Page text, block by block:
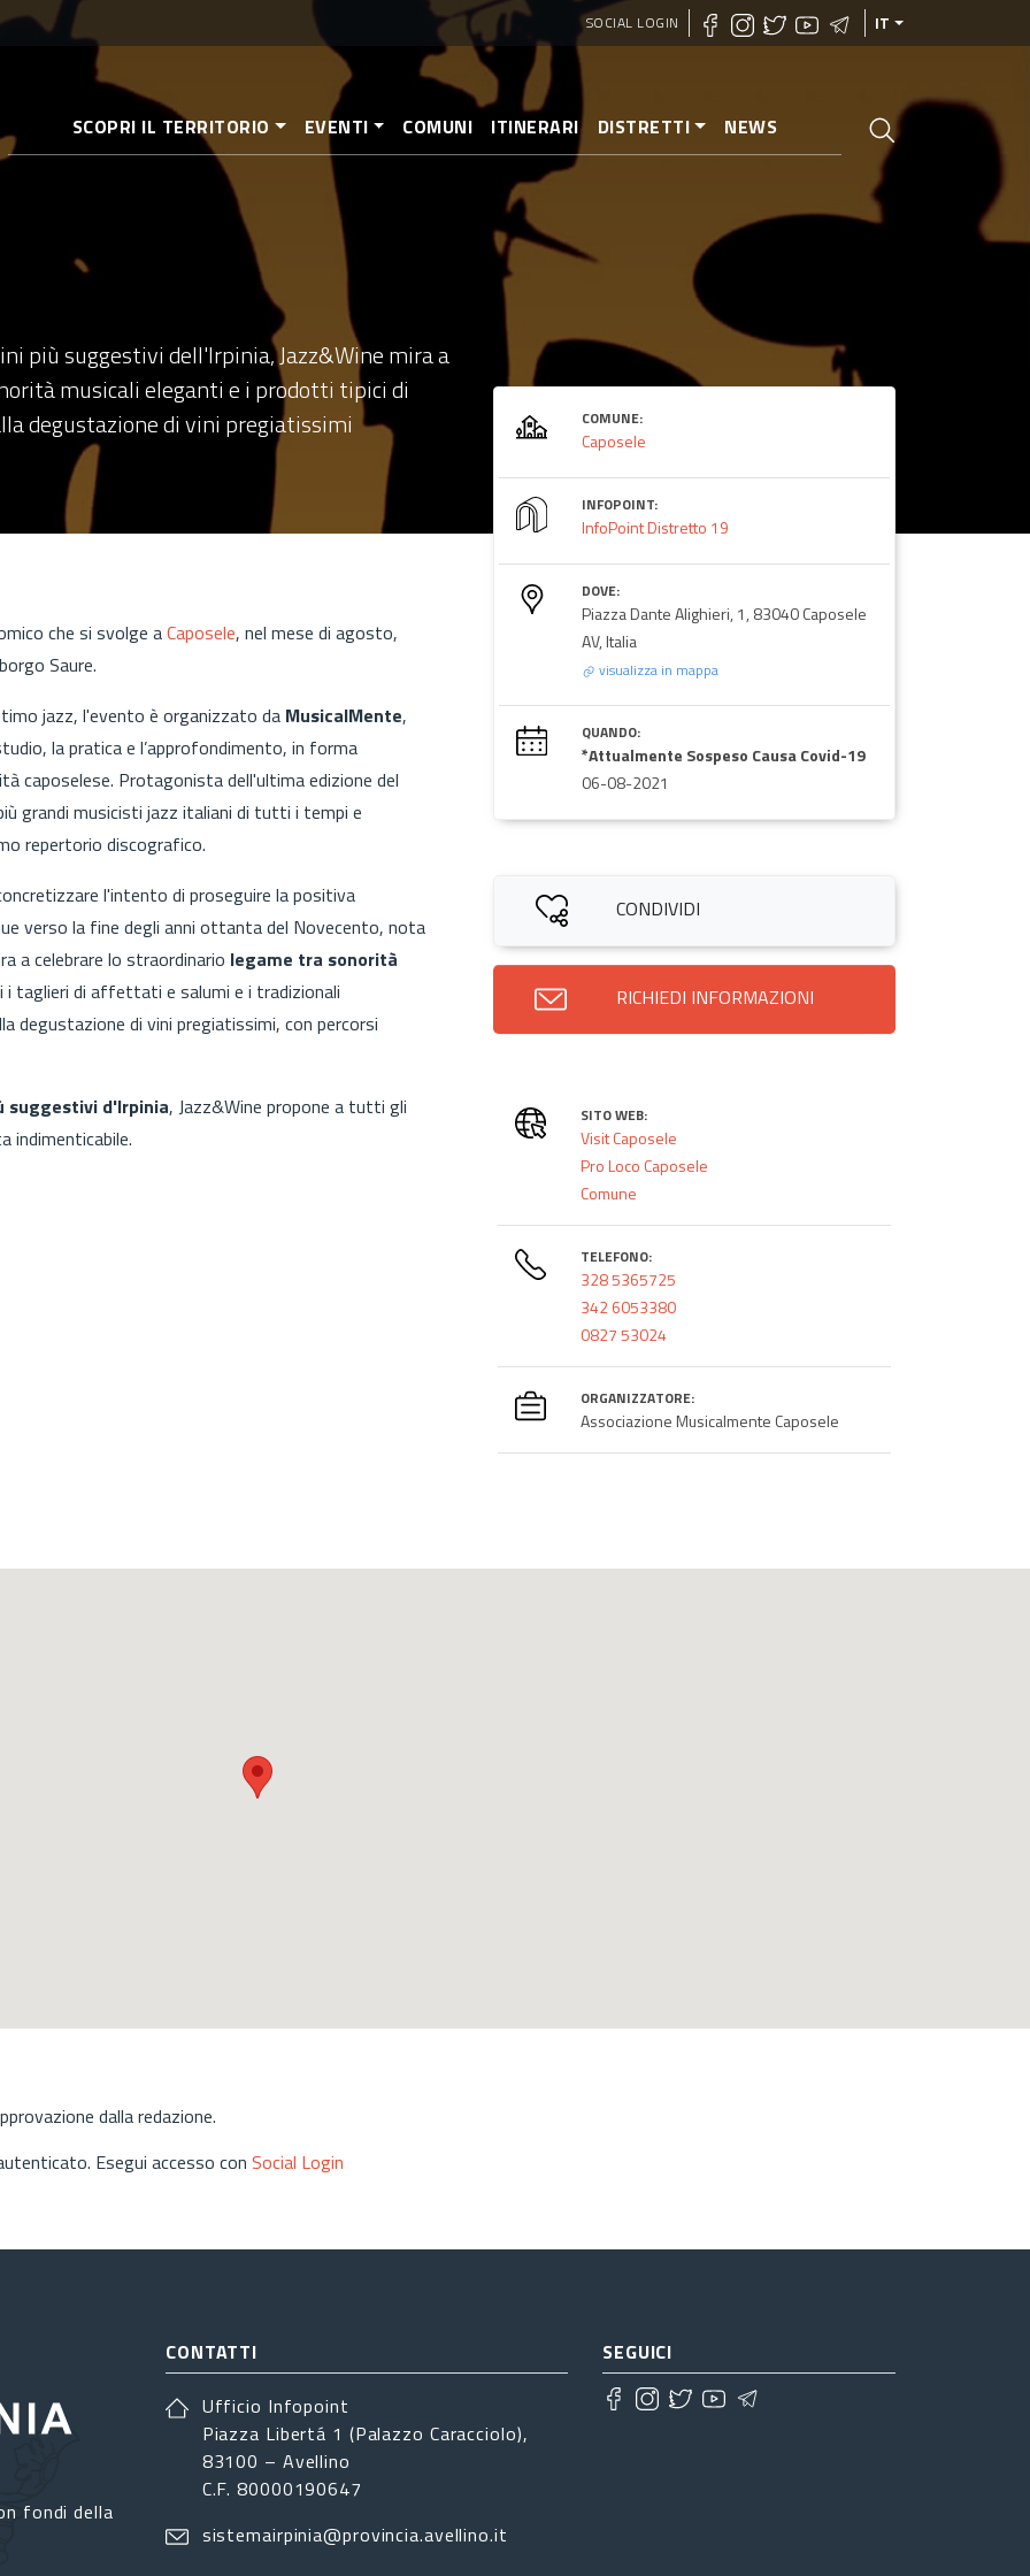
al
SOCIAL LOGIN IT
SCOPRI IL TERRITORIO EVENTI COMUNI ITINERARI DISTRETTI NEWS
più suggestivi dell'Irpinia, Jazz&Wine mira a
musicali eleganti e i prodotti tipici di
degustazione di vini pregiatissimi
che si svolge aCaposele, nel mese di agosto,
Saure.
jazz, l'evento è organizzato da MusicalMente,
la pratica e l’approfondimento, in forma
caposelese. Protagonista dell'ultima edizione del
grandi musicisti jazz italiani di tutti i tempi e
repertorio discografico.
l'intento di proseguire la positiva
verso la fine degli anni ottanta del Novecento, nota
a celebrare lo straordinario legame tra sonorità
i taglieri di affettati e salumi e i tradizionali
di vini pregiatissimi, con percorsi
suggestivi d'Irpinia, Jazz&Wine propone a tutti gli
indimenticabile.
COMUNE:
Caposele
INFOPOINT:
InfoPoint Distretto 19
DOVE:
Piazza Dante Alighieri, 1, 83040 Caposele
AV, Italia
visualizza in mappa
QUANDO:
*Attualmente Sospeso Causa Covid-19
06-08-2021
CONDIVIDI
RICHIEDI INFORMAZIONI
SITO WEB:
Visit Caposele
Pro Loco Caposele
Comune
TELEFONO:
328 5365725
342 6053380
0827 53024
ORGANIZZATORE:
Associazione Musicalmente Caposele
dalla redazione.
Esegui accesso con Social Login
fondi della
CONTATTI
Ufficio Infopoint
Piazza Libertá 1 (Palazzo Caracciolo),
83100 – Avellino
C.F. 80000190647
sistemairpinia@provincia.avellino.it
SEGUICI